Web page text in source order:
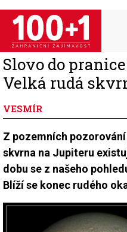
Přejít
hlavnímu
obsahu
Slovo do
Velká rudá
VESMÍR
Z pozemních
skvrna na Jupiteru
dobu se z našeho
Blíží se konec rudého